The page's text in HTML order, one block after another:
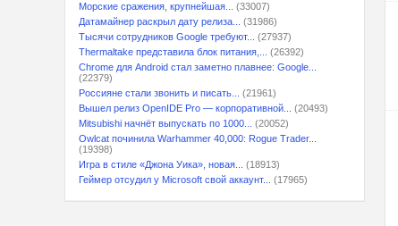
Морские сражения, крупнейшая...
(33007)
Датамайнер раскрыл дату релиза...
(31986)
Тысячи сотрудников Google требуют...
(27937)
Thermaltake представила блок питания,...
(26392)
Chrome для Android стал заметно плавнее: Google...
(22379)
Россияне стали звонить и писать...
(21961)
Вышел релиз OpenIDE Pro — корпоративной...
(20493)
Mitsubishi начнёт выпускать по 1000...
(20052)
Owlcat починила Warhammer 40,000: Rogue Trader...
(19398)
Игра в стиле «Джона Уика», новая...
(18913)
Геймер отсудил у Microsoft свой аккаунт...
(17965)